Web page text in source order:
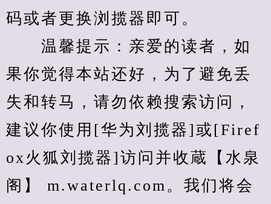
码或者更换浏揽器即可。
温馨提示：亲爱的读者，如
果你觉得本站还好，为了避免丢
失和转马，请勿依赖搜索访问，
建议你使用[华为刘揽器]或[Firef
ox火狐刘揽器]访问并收蔵【水泉
阁】 m.waterlq.com。我们将会